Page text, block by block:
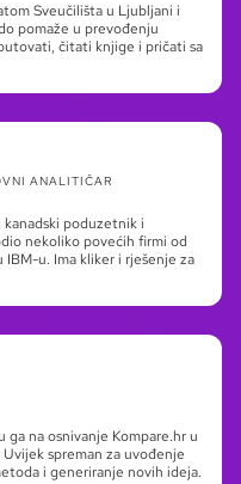
Sveučilišta u Ljubljani i
pomaže u prevođenju
čitati knjige i pričati sa
ANALITIČAR
poduzetnik i
nekoliko povećih firmi od
u. Ima kliker i rješenje za
na osnivanje Kompare.hr u
spreman za uvođenje
i generiranje novih ideja.